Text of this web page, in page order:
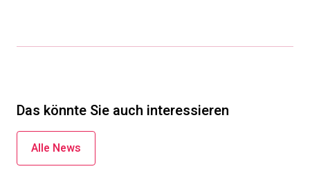
Das könnte Sie auch interessieren
Alle News